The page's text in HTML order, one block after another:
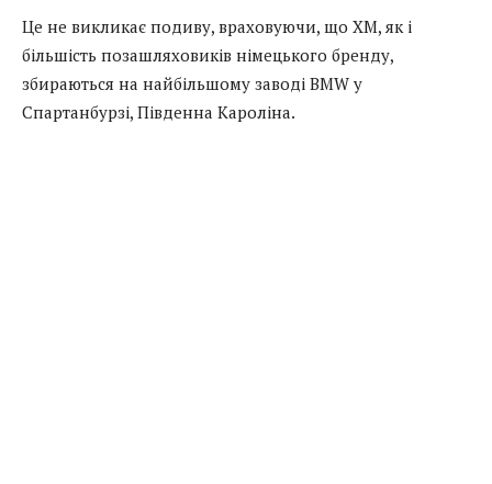
Це не викликає подиву, враховуючи, що XM, як і
більшість позашляховиків німецького бренду,
збираються на найбільшому заводі BMW у
Спартанбурзі, Південна Кароліна.